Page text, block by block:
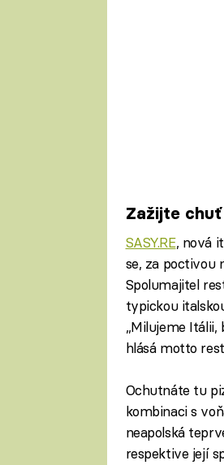
Zažijte chuť
SASY.RE, nová
se, za poctivou
Spolumajitel
typickou
„Milujeme Itálii,
hlásá motto
Ochutnáte tu
kombinaci s
neapolská
respektive její